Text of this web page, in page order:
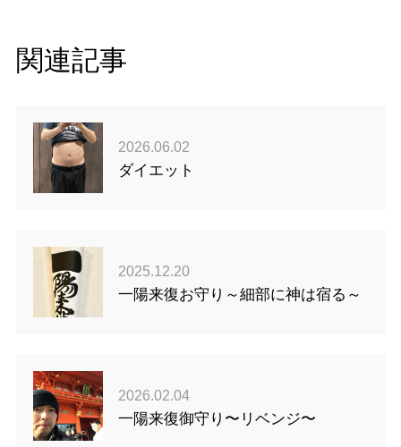
関連記事
2026.06.02
ダイエット
2025.12.20
一陽来復お守り～細部に神は宿る～
2026.02.04
一陽来復御守り〜リベンジ〜